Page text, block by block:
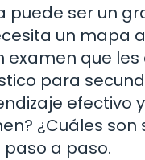
puede ser un
un mapa
que
para
efectivo
¿Cuáles
a paso.